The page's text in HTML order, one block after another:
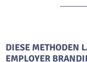
DIESE METHODEN
EMPLOYER